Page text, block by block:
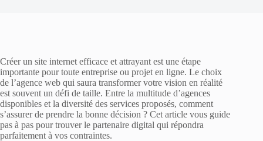
Créer un site internet efficace et attrayant est une étape
importante pour toute entreprise ou projet en ligne. Le choix
de l’agence web qui saura transformer votre vision en réalité
est souvent un défi de taille. Entre la multitude d’agences
disponibles et la diversité des services proposés, comment
s’assurer de prendre la bonne décision ? Cet article vous guide
pas à pas pour trouver le partenaire digital qui répondra
parfaitement à vos contraintes.